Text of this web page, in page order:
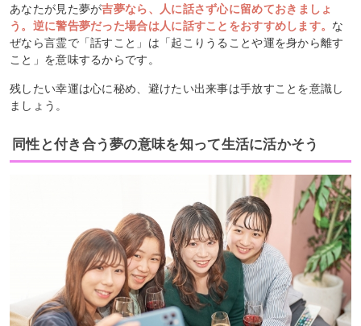
あなたが見た夢が吉夢なら、人に話さず心に留めておきましょ
う。逆に警告夢だった場合は人に話すことをおすすめします。 な
ぜなら言霊で「話すこと」は「起こりうることや運を身から離す
こと」を意味するからです。
残したい幸運は心に秘め、避けたい出来事は手放すことを意識し
ましょう。
同性と付き合う夢の意味を知って生活に活かそう